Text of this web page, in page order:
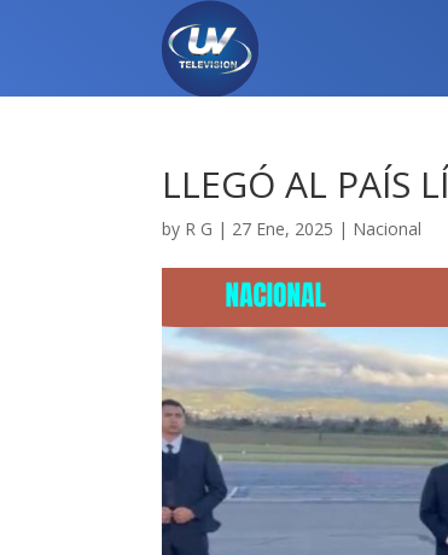
LLEGÓ AL PAÍS
by R G | 27 Ene, 2025 | Nacional